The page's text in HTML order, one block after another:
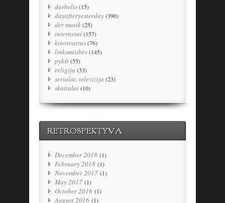
darbelis(15)
dayafteryesterday(390)
der musik(25)
internetai(157)
kinoteatras(76)
linksmiiibės(145)
pykšt(55)
religija (33)
serialai, televizija (23)
skaitalai(10)
RETROSPEKTYVA
December 2018 (1)
February 2018 (1)
November 2017 (1)
May 2017 (1)
October 2016 (1)
August 2016 (1)